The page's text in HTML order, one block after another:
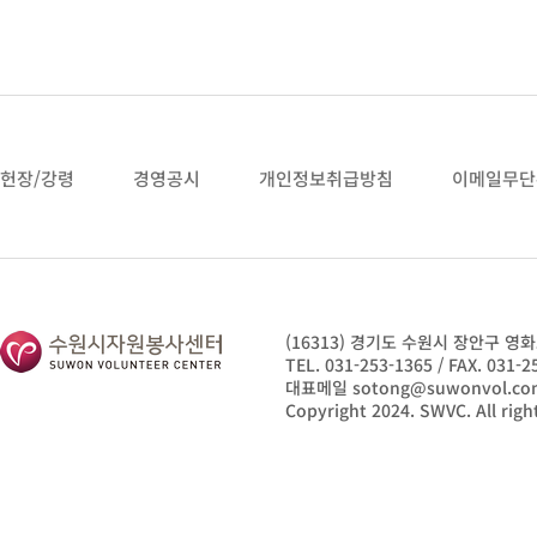
헌장/강령 경영공시 개인정보취급방침 이메일무
(16313) 경기도 수원시 장안구 영
TEL. 031-253-1365 / FAX. 031-
대표메일
Copyright 2024. SWVC. All